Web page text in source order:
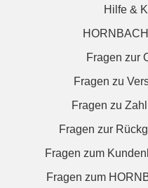
Hilfe &
Fragen zur
Fragen zu
Fragen zu
Fragen zur
Fragen zum
Fragen zum